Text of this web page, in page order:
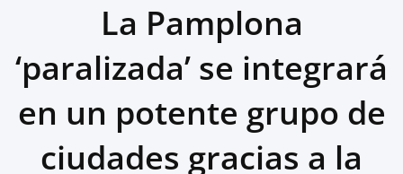
La Pamplona
‘paralizada’ se integrará
en un potente grupo de
ciudades gracias a la